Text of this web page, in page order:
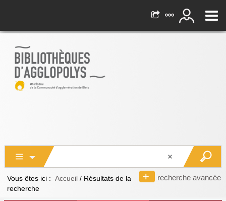
recherche avancée
Vous êtes ici : Accueil / Résultats de la
recherche